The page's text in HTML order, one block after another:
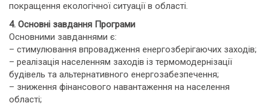
покращення екологічної ситуації в області.
4. Основні завдання Програми
Основними завданнями є:
– стимулювання впровадження енергозберігаючих заходів;
– реалізація населенням заходів із термомодернізації
будівель та альтернативного енергозабезпечення;
– зниження фінансового навантаження на населення
області;